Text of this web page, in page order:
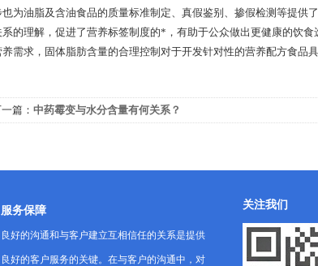
为油脂及含油食品的质量标准制定、真假鉴别、掺假检测等提供了
理解，促进了营养标签制度的*，有助于公众做出更健康的饮食
需求，固体脂肪含量的合理控制对于开发针对性的营养配方食品
篇： 中药霉变与水分含量有何关系？
服务保障
良好的沟通和与客户建立互相信任的关系是提供
良好的客户服务的关键。在与客户的沟通中，对
关注我们